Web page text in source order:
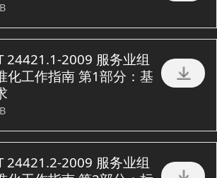
24421.1-2009 服务业组
化工作指南 第1部分：基
24421.2-2009 服务业组